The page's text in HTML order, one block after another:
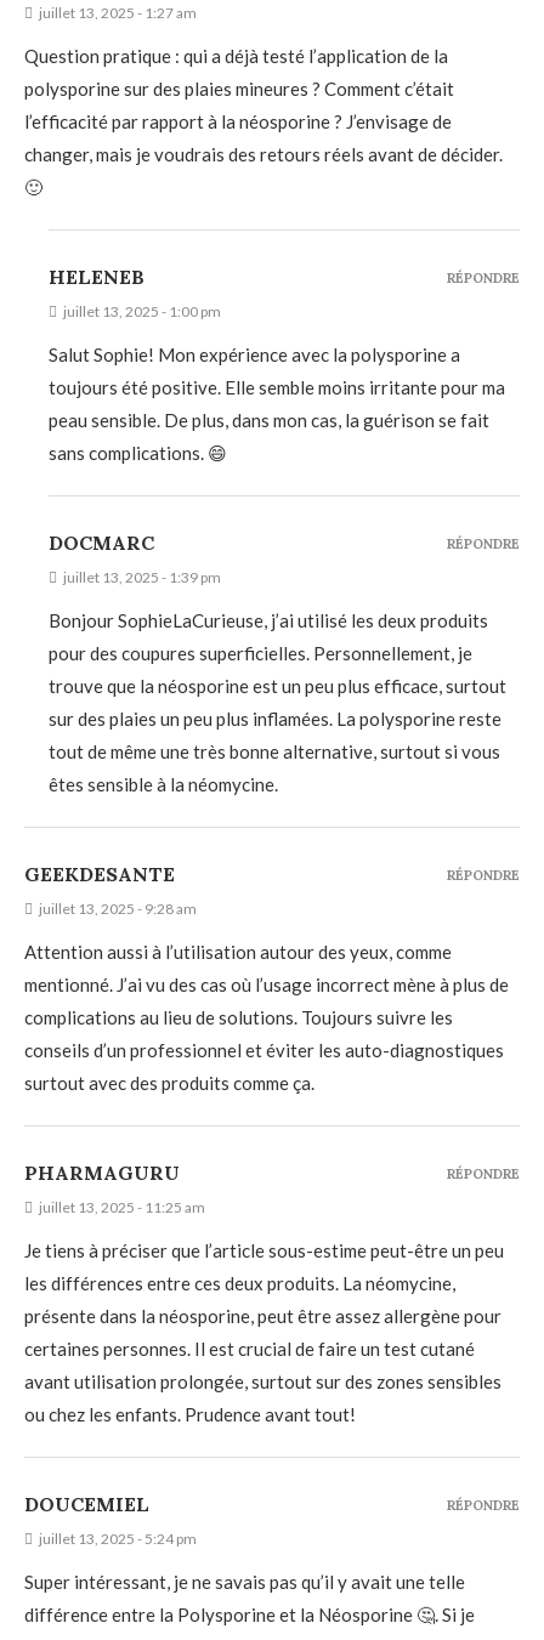
juillet 13, 2025 - 1:27 am
Question pratique : qui a déjà testé l’application de la
polysporine sur des plaies mineures ? Comment c’était
l’efficacité par rapport à la néosporine ? J’envisage de
changer, mais je voudrais des retours réels avant de décider.
🙂
HELENEB
juillet 13, 2025 - 1:00 pm
Salut Sophie! Mon expérience avec la polysporine a
toujours été positive. Elle semble moins irritante pour ma
peau sensible. De plus, dans mon cas, la guérison se fait
sans complications. 😄
RÉPONDRE
DOCMARC
juillet 13, 2025 - 1:39 pm
Bonjour SophieLaCurieuse, j’ai utilisé les deux produits
pour des coupures superficielles. Personnellement, je
trouve que la néosporine est un peu plus efficace, surtout
sur des plaies un peu plus inflamées. La polysporine reste
tout de même une très bonne alternative, surtout si vous
êtes sensible à la néomycine.
RÉPONDRE
GEEKDESANTE
juillet 13, 2025 - 9:28 am
Attention aussi à l’utilisation autour des yeux, comme
mentionné. J’ai vu des cas où l’usage incorrect mène à plus de
complications au lieu de solutions. Toujours suivre les
conseils d’un professionnel et éviter les auto-diagnostiques
surtout avec des produits comme ça.
RÉPONDRE
PHARMAGURU
juillet 13, 2025 - 11:25 am
Je tiens à préciser que l’article sous-estime peut-être un peu
les différences entre ces deux produits. La néomycine,
présente dans la néosporine, peut être assez allergène pour
certaines personnes. Il est crucial de faire un test cutané
avant utilisation prolongée, surtout sur des zones sensibles
ou chez les enfants. Prudence avant tout!
RÉPONDRE
DOUCEMIEL
juillet 13, 2025 - 5:24 pm
Super intéressant, je ne savais pas qu’il y avait une telle
différence entre la Polysporine et la Néosporine 🤔. Si je
RÉPONDRE